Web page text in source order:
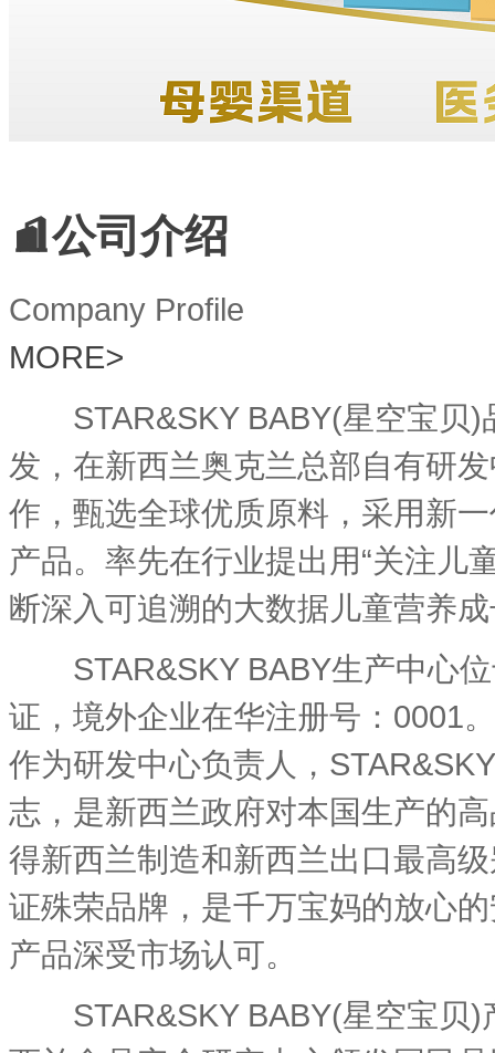
公司介绍
Company Profile
MORE>
STAR&SKY BABY(星空宝贝)
发，在新西兰奥克兰总部自有研
作，甄选全球优质原料，采用新
产品。率先在行业提出用“关注儿
断深入可追溯的大数据儿童营养
STAR&SKY BABY生产中心位
证，境外企业在华注册号：0001
作为研发中心负责人，
志，是新西兰政府对本国生产的
得新西兰制造和新西兰出口最高
证殊荣品牌，是千万宝妈的放心
产品深受市场认可。
STAR&SKY BABY(星空宝贝)